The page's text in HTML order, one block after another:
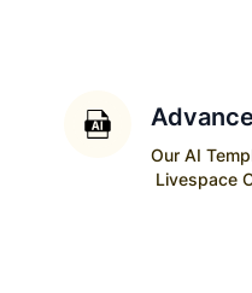
Our AI
Livespace